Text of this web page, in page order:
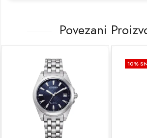
Povezani
% SNIŽENO